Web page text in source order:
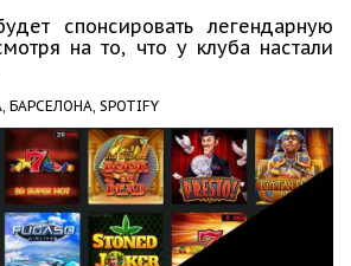
спонсировать легендарную
на то, что у клуба настали
БАРСЕЛОНА, SPOTIFY